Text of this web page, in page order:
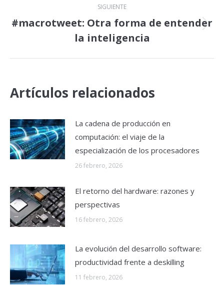
SIGUIENTE
Publicación
siguiente:
#macrotweet: Otra forma de entender
la inteligencia
Artículos relacionados
La cadena de producción en
computación: el viaje de la
especialización de los procesadores
26 febrero, 2026
El retorno del hardware: razones y
perspectivas
16 febrero, 2026
La evolución del desarrollo software:
productividad frente a deskilling
11 febrero, 2026